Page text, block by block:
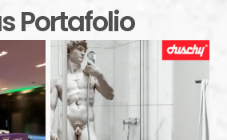
Portafolio